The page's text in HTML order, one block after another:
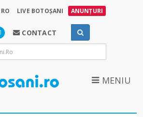
LIVE BOTOȘANI ANUNȚURI
CONTACT
MENIU